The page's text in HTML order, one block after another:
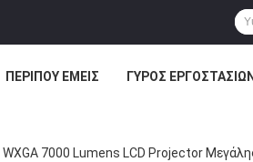
ΠΕΡΊΠΟΥ ΕΜΕΊΣ ΓΎΡΟΣ ΕΡΓΟΣΤΑΣΊΩΝ
WXGA 7000 Lumens LCD Projector